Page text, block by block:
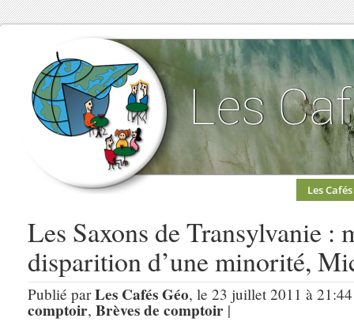
Les Cafés
Les Saxons de Transylvanie :
disparition d’une minorité,
Publié parLes Cafés Géo, le 23 juillet 2011 à
comptoir, Brèves de comptoir |